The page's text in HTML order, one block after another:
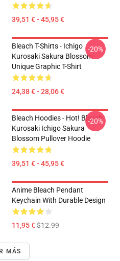
39,51 € - 45,95 €
Bleach T-Shirts - Ichigo
Kurosaki Sakura Blossom
Unique Graphic T-Shirt
24,38 € - 28,06 €
-20%
Bleach Hoodies - Hot! Bleach
Kurosaki Ichigo Sakura
Blossom Pullover Hoodie
39,51 € - 45,95 €
-20%
Anime Bleach Pendant
Keychain With Durable Design
11,95 €$12.99
MÁS